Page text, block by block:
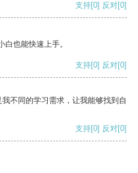
支持[0] 反对[0]
也能快速上手。
支持[0] 反对[0]
不同的学习需求，让我能够找到自
支持[0] 反对[0]